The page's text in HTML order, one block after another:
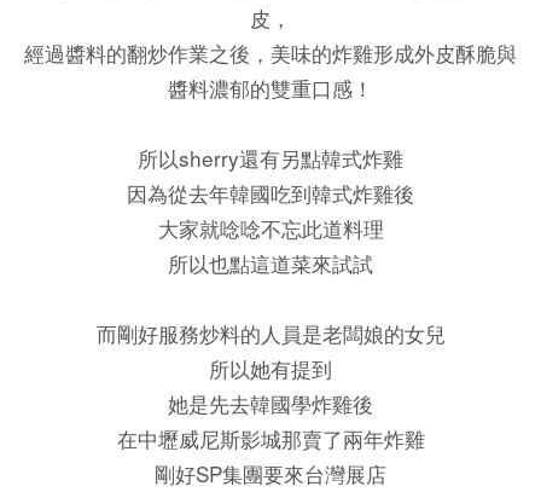
皮，
經過醬料的翻炒作業之後，美味的炸雞形成外皮酥脆與
醬料濃郁的雙重口感！
所以sherry還有另點韓式炸雞
因為從去年韓國吃到韓式炸雞後
大家就唸唸不忘此道料理
所以也點這道菜來試試
而剛好服務炒料的人員是老闆娘的女兒
所以她有提到
她是先去韓國學炸雞後
在中壢威尼斯影城那賣了兩年炸雞
剛好SP集團要來台灣展店